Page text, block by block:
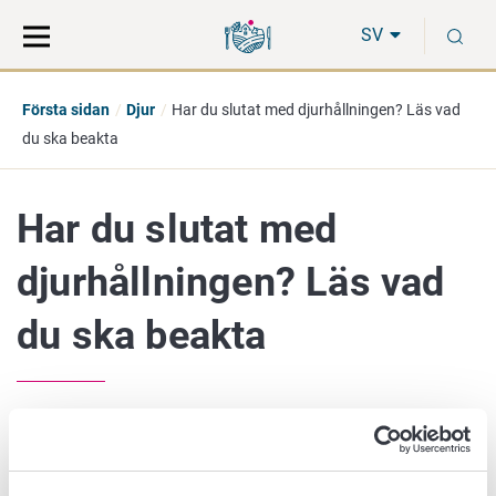
direkt
till
på
hela
SV
Första sidan Djur
Har du slutat med djurhållningen? Läs vad
du ska beakta
Har du slutat med
djurhållningen? Läs vad
du ska beakta